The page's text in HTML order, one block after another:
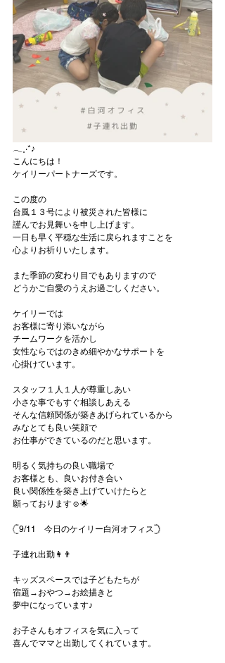
𓂃˳‧*♪
こんにちは！
ケイリーパートナーズです。
この度の
台風１３号により被災された皆様に
謹んでお見舞いを申し上げます。
一日も早く平穏な生活に戻られますことを
心よりお祈りいたします。
また季節の変わり目でもありますので
どうかご自愛のうえお過ごしください。
ケイリーでは
お客様に寄り添いながら
チームワークを活かし
女性ならではのきめ細やかなサポートを
心掛けています。
スタッフ１人１人が尊重しあい
小さな事でもすぐ相談しあえる
そんな信頼関係が築きあげられているから
みなとても良い笑顔で
お仕事ができているのだと思います。
明るく気持ちの良い職場で
お客様とも、良いお付き合い
良い関係性を築き上げていけたらと
願っております☺🌟
𓊆9/11　今日のケイリー白河オフィス𓊇
子連れ出勤👩👨
キッズスペースでは子どもたちが
宿題→おやつ→お絵描きと
夢中になっています♪
お子さんもオフィスを気に入って
喜んでママと出勤してくれています。